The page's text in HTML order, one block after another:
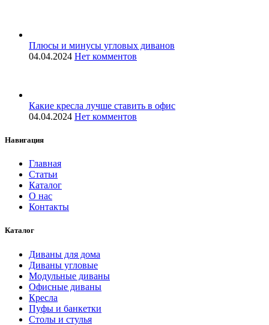
Плюсы и минусы угловых диванов
04.04.2024 Нет комментов
Какие кресла лучше ставить в офис
04.04.2024 Нет комментов
Навигация
Главная
Статьи
Каталог
О нас
Контакты
Каталог
Диваны для дома
Диваны угловые
Модульные диваны
Офисные диваны
Кресла
Пуфы и банкетки
Столы и стулья